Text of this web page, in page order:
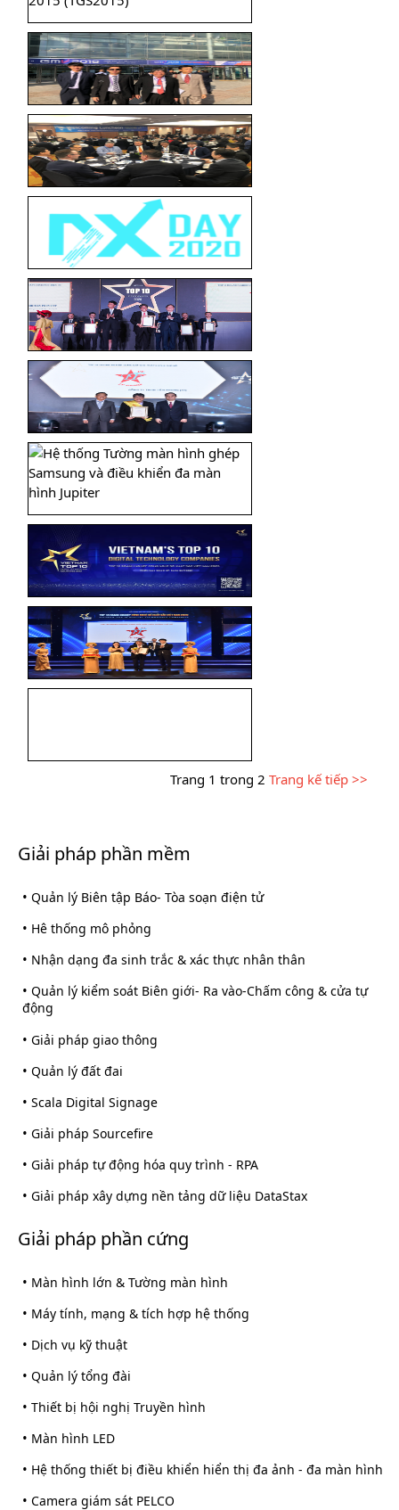
Trang 1 trong 2 Trang kế tiếp >>
Giải pháp phần mềm
•Quản lý Biên tập Báo- Tòa soạn điện tử
• Hê thống mô phỏng
• Nhận dạng đa sinh trắc & xác thực nhân thân
•Quản lý kiểm soát Biên giới- Ra vào-Chấm công & cửa tự
động
•Giải pháp giao thông
•Quản lý đất đai
•Scala Digital Signage
•Giải pháp Sourcefire
•Giải pháp tự động hóa quy trình - RPA
•Giải pháp xây dựng nền tảng dữ liệu DataStax
Giải pháp phần cứng
• Màn hình lớn & Tường màn hình
• Máy tính, mạng & tích hợp hệ thống
• Dịch vụ kỹ thuật
•Quản lý tổng đài
•Thiết bị hội nghị Truyền hình
• Màn hình LED
• Hệ thống thiết bị điều khiển hiển thị đa ảnh - đa màn hình
•Camera giám sát PELCO